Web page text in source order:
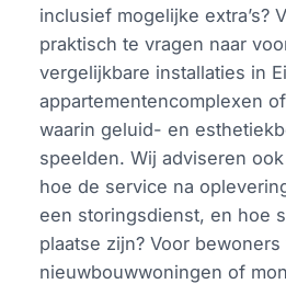
inclusief mogelijke extra’s?
praktisch te vragen naar
vergelijkbare installaties in
appartementencomplexen
waarin geluid- en
speelden. Wij adviseren
hoe de service na
een storingsdienst, en hoe
plaatse zijn? Voor bewoners
nieuwbouwwoningen of